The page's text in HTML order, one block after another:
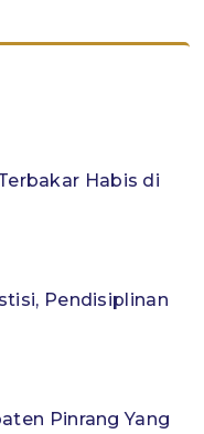
Habis di
Pendisiplinan
Pinrang Yang